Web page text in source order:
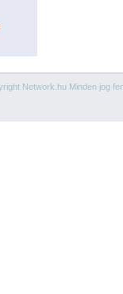
Network.hu Minden jog